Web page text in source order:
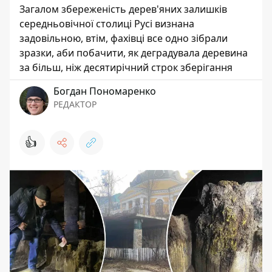
Загалом збереженість дерев'яних залишків
середньовічної столиці Русі визнана
задовільною, втім, фахівці все одно зібрали
зразки, аби побачити, як деградувала деревина
за більш, ніж десятирічний строк зберігання
Богдан Пономаренко
РЕДАКТОР
👍